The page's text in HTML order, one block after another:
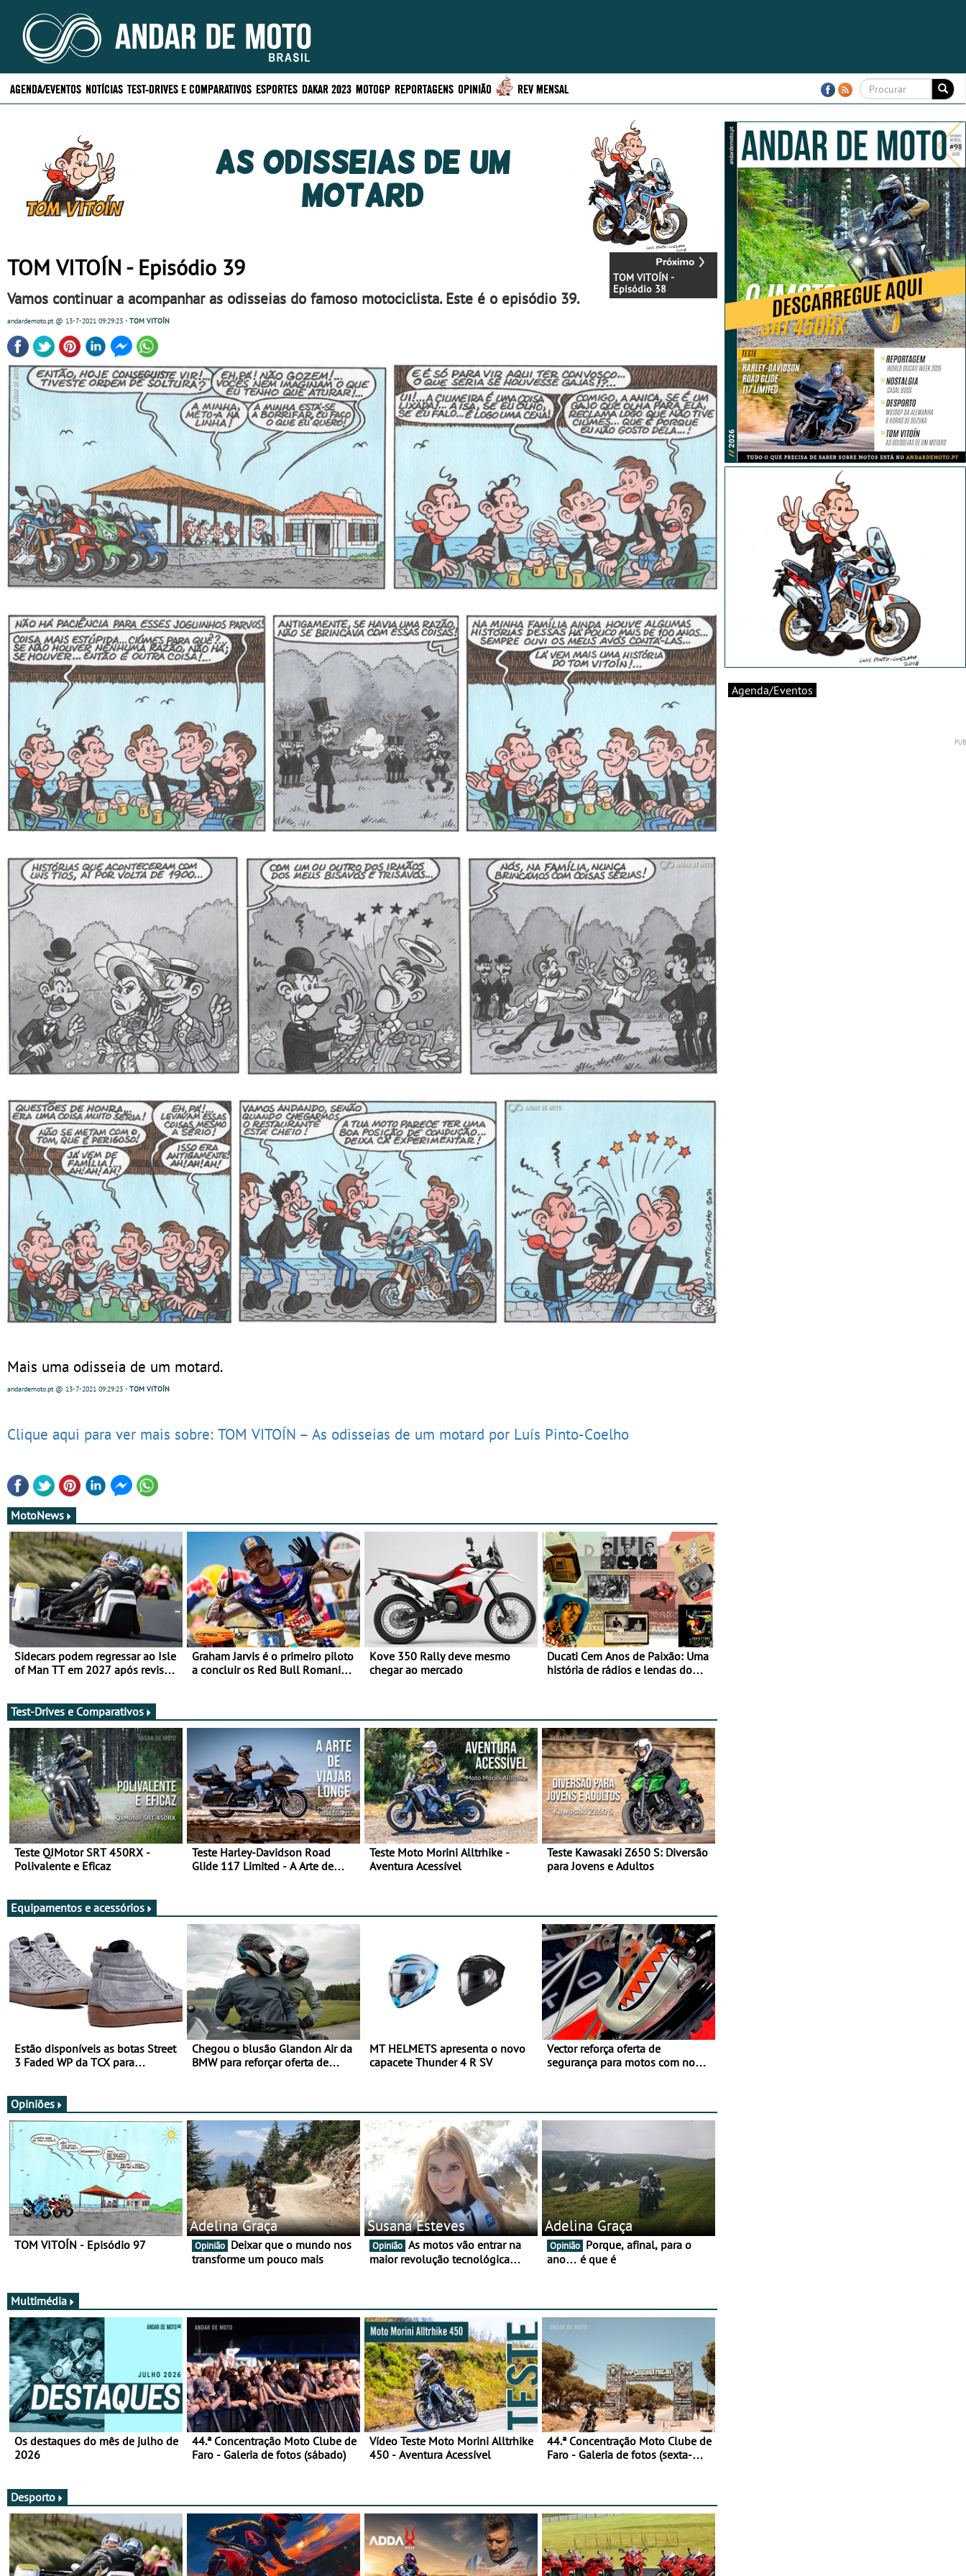
AGENDA/EVENTOS NOTÍCIAS TEST-DRIVES E COMPARATIVOS ESPORTES DAKAR 2023 MOTOGP REPORTAGENS OPINIÃO REV MENSAL
As odisseias de um
motard
TOM VITOÍN -
Episódio 38
TOM VITOÍN - Episódio 39
Vamos continuar a acompanhar as odisseias do famoso motociclista. Este é o episódio 39.
andardemoto.pt@ 13-7-2021 09:29:23 - TOM VITOÍN
Mais uma odisseia de um motard.
andardemoto.pt@ 13-7-2021 09:29:23 - TOM VITOÍN
Clique aqui para ver mais sobre: TOM VITOÍN – As odisseias de um motard por Luís Pinto-Coelho
MotoNews
Sidecars podem regressar ao Isle
of Man TT em 2027 após revisão
Graham Jarvis é o primeiro piloto
a concluir os Red Bull Romaniacs
Kove 350 Rally deve mesmo
chegar ao mercado
Ducati Cem Anos de Paixão: Uma
história de rádios e lendas do
Test-Drives e Comparativos
Teste QJMotor SRT 450RX -
Polivalente e Eficaz
Teste Harley-Davidson Road
Glide 117 Limited - A Arte de
Teste Moto Morini Alltrhike -
Aventura Acessível
Teste Kawasaki Z650 S: Diversão
para Jovens e Adultos
Equipamentos e acessórios
Estão disponíveis as botas Street
3 Faded WP da TCX para
Chegou o blusão Glandon Air da
BMW para reforçar oferta de
MT HELMETS apresenta o novo
capacete Thunder 4 R SV
Vector reforça oferta de
segurança para motos com nova
Opiniões
TOM VITOÍN - Episódio 97
Adelina Graça
Opinião
transforme um pouco mais
Susana Esteves
Opinião
maior revolução tecnológica
Adelina Graça
Opinião
ano… é que é
Multimédia
Os destaques do mês de julho de
2026
44.ª Concentração Moto Clube de
Faro - Galeria de fotos (sábado)
Vídeo Teste Moto Morini Alltrhike
450 - Aventura Acessível
44.ª Concentração Moto Clube de
Faro - Galeria de fotos (sexta-
Desporto
Agenda/Eventos